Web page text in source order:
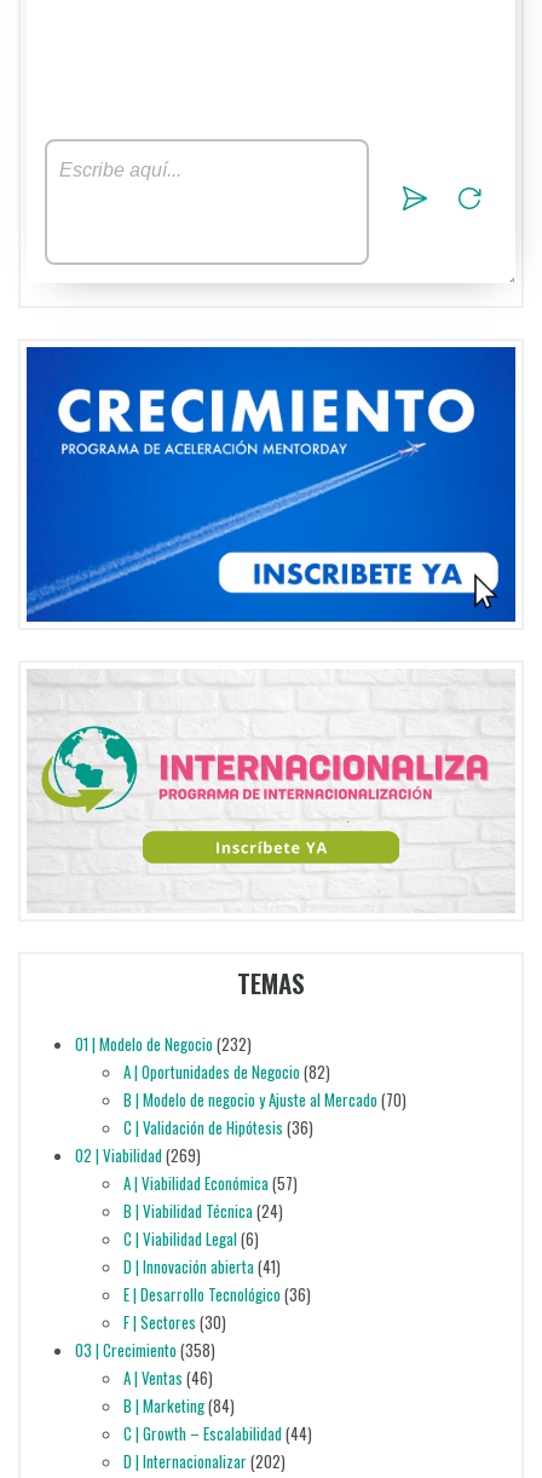
TEMAS
01 | Modelo de Negocio(232)
A | Oportunidades de Negocio(82)
B | Modelo de negocio y Ajuste al Mercado(70)
C | Validación de Hipótesis (36)
02 | Viabilidad(269)
A | Viabilidad Económica(57)
B | Viabilidad Técnica(24)
C | Viabilidad Legal(6)
D | Innovación abierta(41)
E | Desarrollo Tecnológico(36)
F | Sectores (30)
03 | Crecimiento(358)
A | Ventas (46)
B | Marketing(84)
C | Growth – Escalabilidad(44)
D | Internacionalizar(202)